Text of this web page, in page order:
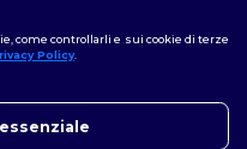
come controllarli e sui cookie di terze
Policy.
contattarci in qualsiasi